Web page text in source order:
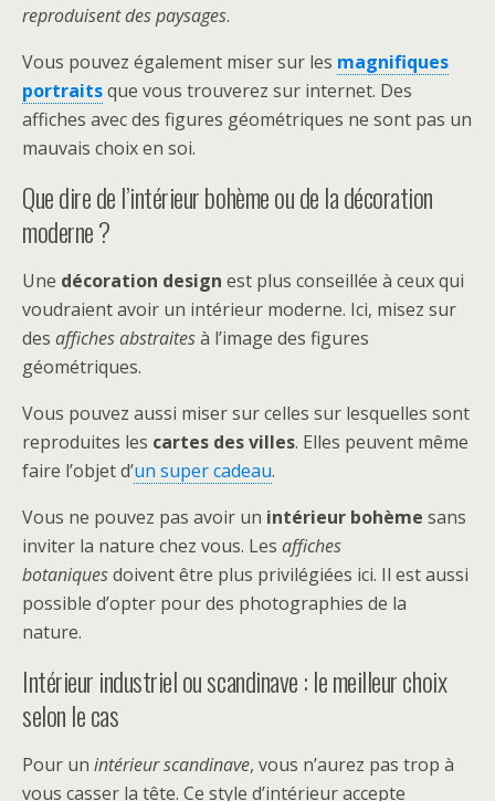
reproduisent des paysages.
Vous pouvez également miser sur les magnifiques
portraitsque vous trouverez sur internet. Des
affiches avec des figures géométriques ne sont pas un
mauvais choix en soi.
Que dire de l’intérieur bohème ou de la décoration
moderne ?
Une décoration design est plus conseillée à ceux qui
voudraient avoir un intérieur moderne. Ici, misez sur
des affiches abstraitesà l’image des figures
géométriques.
Vous pouvez aussi miser sur celles sur lesquelles sont
reproduites les cartes des villes. Elles peuvent même
faire l’objet d’un super cadeau.
Vous ne pouvez pas avoir un intérieur bohème sans
inviter la nature chez vous. Les affiches
botaniquesdoivent être plus privilégiées ici. Il est aussi
possible d’opter pour des photographies de la
nature.
Intérieur industriel ou scandinave : le meilleur choix
selon le cas
Pour un intérieur scandinave, vous n’aurez pas trop à
vous casser la tête. Ce style d’intérieur accepte